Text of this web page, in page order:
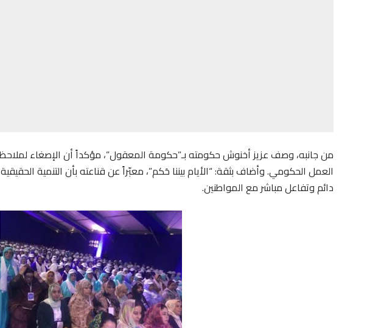
من جانبه، وصف عزيز أخنوش حكومته بـ”حكومة المعقول”، مؤكداً أن الإصغاء
العمل الحكومي. وأضاف بثقة: “الأيام بيننا حَكم”، معبّراً عن قناعته بأن التنمية
دائم وتفاعل مباشر مع المواطنين.